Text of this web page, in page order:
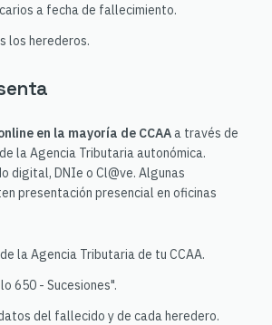
a fecha de fallecimiento.
los herederos.
en la mayoría de CCAAa través de
la Agencia Tributaria autonómica.
digital, DNIe o Cl@ve. Algunas
presentación presencial en oficinas
la Agencia Tributaria de tu CCAA.
650 - Sucesiones".
del fallecido y de cada heredero.